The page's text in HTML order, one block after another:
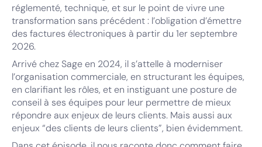
réglementé, technique, et sur le point de vivre une
transformation sans précédent : l’obligation d’émettre
des factures électroniques à partir du 1er septembre
2026.
Arrivé chez Sage en 2024, il s’attelle à moderniser
l’organisation commerciale, en structurant les équipes,
en clarifiant les rôles, et en instiguant une posture de
conseil à ses équipes pour leur permettre de mieux
répondre aux enjeux de leurs clients. Mais aussi aux
enjeux “des clients de leurs clients”, bien évidemment.